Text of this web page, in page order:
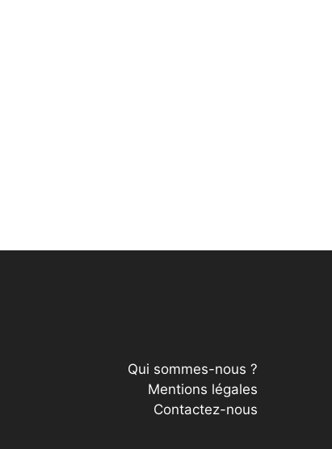
Qui sommes-nous ?
Mentions légales
Contactez-nous